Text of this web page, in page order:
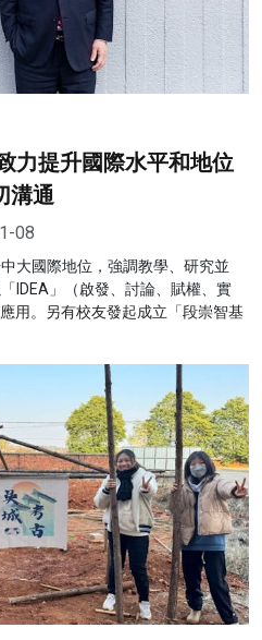
力提升國際水平和地位
溝通
08
大國際地位，強調教學、研究並
IDEA」（啟發、討論、賦權、實
用。另有校友發起成立「段崇智基